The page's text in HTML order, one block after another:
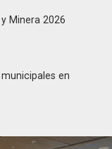
Minera 2026
en